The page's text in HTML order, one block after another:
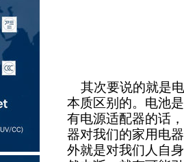
其次要说的就是
本质区别的。电池
有电源适配器的话
器对我们的家用电
外就是对我们人自